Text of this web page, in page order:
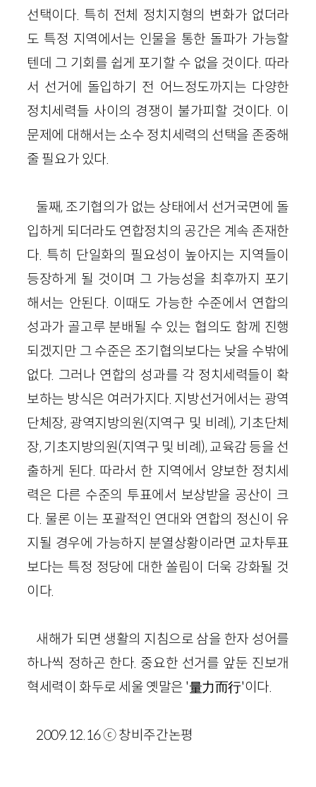
선택이다. 특히 전체 정치지형의 변화가 없더라
도 특정 지역에서는 인물을 통한 돌파가 가능할
텐데 그 기회를 쉽게 포기할 수 없을 것이다. 따라
서 선거에 돌입하기 전 어느정도까지는 다양한
정치세력들 사이의 경쟁이 불가피할 것이다. 이
문제에 대해서는 소수 정치세력의 선택을 존중해
줄 필요가 있다.
둘째, 조기협의가 없는 상태에서 선거국면에 돌
입하게 되더라도 연합정치의 공간은 계속 존재한
다. 특히 단일화의 필요성이 높아지는 지역들이
등장하게 될 것이며 그 가능성을 최후까지 포기
해서는 안된다. 이때도 가능한 수준에서 연합의
성과가 골고루 분배될 수 있는 협의도 함께 진행
되겠지만 그 수준은 조기협의보다는 낮을 수밖에
없다. 그러나 연합의 성과를 각 정치세력들이 확
보하는 방식은 여러가지다. 지방선거에서는 광역
단체장, 광역지방의원(지역구 및 비례), 기초단체
장, 기초지방의원(지역구 및 비례), 교육감 등을 선
출하게 된다. 따라서 한 지역에서 양보한 정치세
력은 다른 수준의 투표에서 보상받을 공산이 크
다. 물론 이는 포괄적인 연대와 연합의 정신이 유
지될 경우에 가능하지 분열상황이라면 교차투표
보다는 특정 정당에 대한 쏠림이 더욱 강화될 것
이다.
새해가 되면 생활의 지침으로 삼을 한자 성어를
하나씩 정하곤 한다. 중요한 선거를 앞둔 진보개
혁세력이 화두로 세울 옛말은 '量力而行'이다.
2009.12.16 ⓒ 창비주간논평